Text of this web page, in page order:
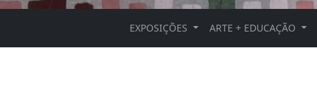
EXPOSIÇÕES ARTE + EDUCAÇÃO